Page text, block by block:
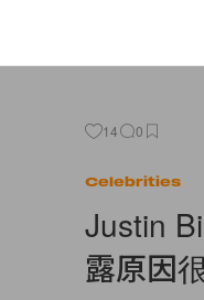
14 0
Celebrities
Justin
露原因